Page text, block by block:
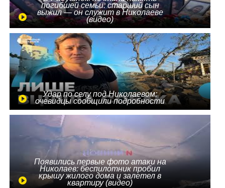
погибшей семьи: старший сын
выжил — он служит в Николаеве
(видео)
Удар по селу под Николаевом:
очевидцы сообщили подробности
Появились первые фото атаки на
Николаев: беспилотник пробил
крышу жилого дома и залетел в
квартиру (видео)